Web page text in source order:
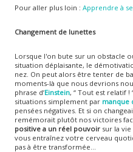
Pour aller plus loin : Apprendre à
Changement de lunettes
Lorsque l'on bute sur un obstacle
situation déplaisante, le
nez. On peut alors être tenter de
moments-là que nous devrions
phrase d’Einstein, “ Tout est relatif !
situations simplement par manque
pensées négatives. Et si on
remémorait plutôt nos victoires
positive a un réel pouvoirsur la vie
vous entraînez votre cerveau
pas à être transformée…